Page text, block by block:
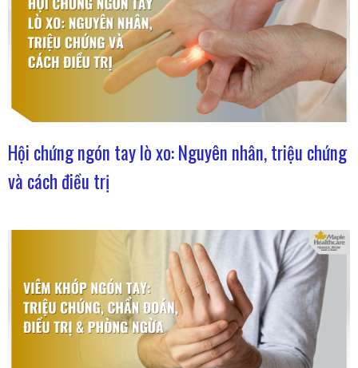
Hội chứng ngón tay lò xo: Nguyên nhân, triệu chứng
và cách điều trị